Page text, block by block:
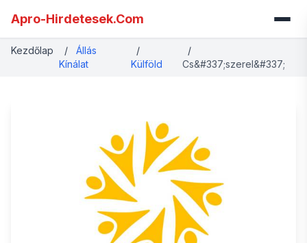
Apro-Hirdetesek.Com
Kezdőlap /
Állás
Kínálat
/
Külföld
/
Cs&#337;szerel&#337;